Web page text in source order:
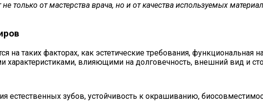
только от мастерства врача, но и от качества используемых
таких факторах, как эстетические требования, функциональная
влияющими на долговечность, внешний вид и
естественных зубов, устойчивость к окрашиванию,